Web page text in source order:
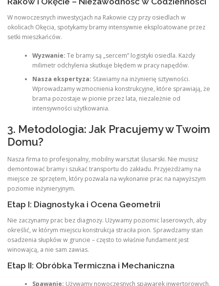
W nowoczesnych inwestycjach na Rakowie czy przy osiedlach w
okolicach Okęcia, spotykamy bramy intensywnie eksploatowane przez
setki mieszkańców.
Wyzwanie: Te bramy są „sercem” logistyki osiedla. Każdy
milimetr odchylenia skutkuje błędem w pracy napędów.
Nasza ekspertyza: Stawiamy na inżynierię sztywności.
Wprowadzamy wzmocnienia konstrukcyjne, które sprawiają, że
brama pozostaje w pionie przez lata, niezależnie od
intensywności użytkowania.
3. Metodologia: Jak Pracujemy w Twoim
Domu?
Nasza firma to profesjonalny, mobilny warsztat ślusarski. Nie musisz
demontować bramy i szukać transportu do zakładu. Przyjeżdżamy na
miejsce ze sprzętem, który pozwala na wykonanie prac na najwyższym
poziomie inżynieryjnym.
Etap I: Diagnostyka i Ocena Geometrii
Nie zaczynamy prac bez diagnozy. Używamy poziomic laserowych, aby
określić, w którym miejscu konstrukcja straciła pion. Sprawdzamy stan
osadzenia słupków w gruncie – często to właśnie fundament jest
winowajcą, a nie sam zawias.
Etap II: Obróbka Termiczna i Mechaniczna
Spawanie: Używamy nowoczesnych spawarek inwertorowych,